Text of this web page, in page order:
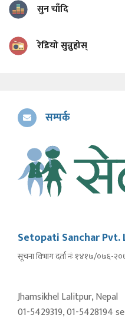
सुन चाँदि
रेडियो सुन्नुहोस्
सम्पर्क
Setopati Sanchar Pvt.
सूचना विभाग दर्ता नंः १४१७/०७६-
Jhamsikhel Lalitpur, Nepal
01-5429319, 01-5428194